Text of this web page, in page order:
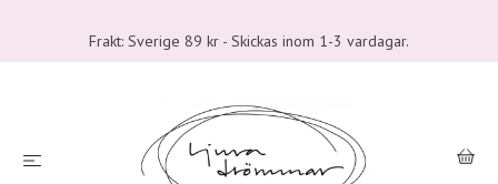
Frakt: Sverige 89 kr - Skickas inom 1-3 vardagar.